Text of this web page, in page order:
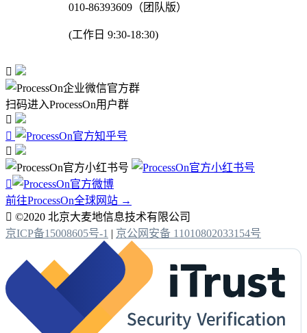
010-86393609（团队版）
(工作日 9:30-18:30)

扫码进入ProcessOn用户群




前往ProcessOn全球网站 →
 ©2020 北京大麦地信息技术有限公司
京ICP备15008605号-1 | 京公网安备 11010802033154号